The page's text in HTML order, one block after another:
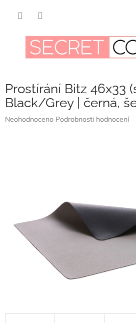
Prostírání Bitz 46x33
Black/Grey | černá,
Průměrné
Neohodnoceno Podrobnosti hodnocení